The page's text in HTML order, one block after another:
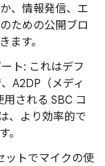
、情報発信、エ
ための公開ブロ
ます。
ト: これはデフ
A2DP（メディ
される SBC コ
、より効率的で
。
ットでマイクの使